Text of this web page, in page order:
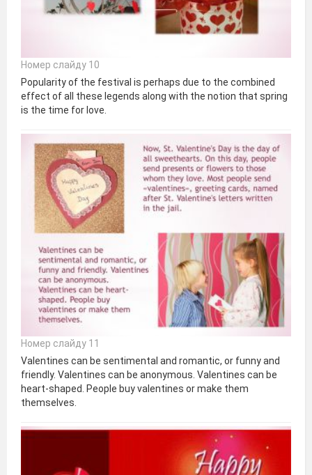
Номер слайду 10
Popularity of the festival is perhaps due to the combined
effect of all these legends along with the notion that spring
is the time for love.
Номер слайду 11
Valentines can be sentimental and romantic, or funny and
friendly. Valentines can be anonymous. Valentines can be
heart-shaped. People buy valentines or make them
themselves.